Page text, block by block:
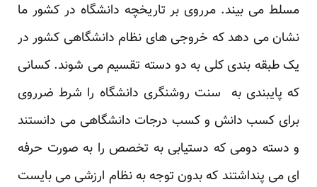
مسلط می بیند. مرروی بر تاریخچه دانشگاه در کشور ما
نشان می دهد که خروجی های نظام دانشگاهی کشور در
یک طبقه بندی کلی به دو دسته تقسیم می شوند. کسانی
که پایبندی به سنت روشنگری دانشگاه را شرط ضرروی
برای کسب دانش و کسب درجات دانشگاهی می دانستند
و دسته دومی که دستیابی به تخصص را به صورت حرفه
ای می پنداشتند که بدون توجه به نظام ارزشی می بایست